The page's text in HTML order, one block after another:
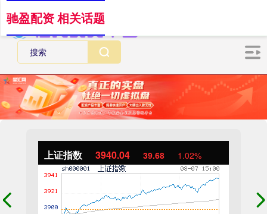
上证指数 3940.04 39.68 1.02%
驰盈配资 相关话题